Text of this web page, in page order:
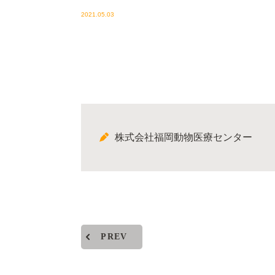
2021.05.03
株式会社福岡動物医療センター
PREV